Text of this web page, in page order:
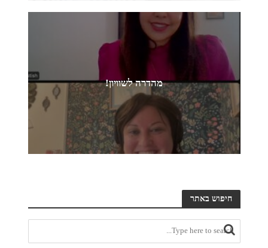
מהדרה לשוויון!
חיפוש באתר